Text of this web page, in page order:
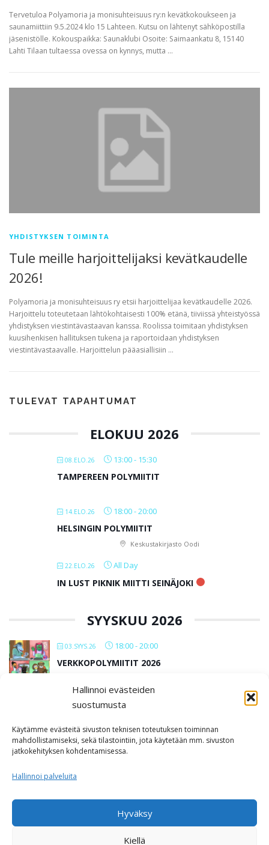
Hallinnoi evästeiden
suostumusta
Käytämme evästeitä sivuston teknisen toteutuksen toiminnan
mahdollistamiseksi, sekä tilastointiin, jota käytetään mm. sivuston
jatkokehityksen kohdentamisessa.
Hallinnoi palveluita
Hyväksy
Kiellä
Tervetuloa Polyamoria ja monisuhteisuus ry:n kevätkokoukseen ja
saunamiittiin 9.5.2024 klo 15 Lahteen. Kutsu on lähtenyt sähköpostilla
jäsenistölle. Kokouspaikka: Saunaklubi Osoite: Saimaankatu 8, 15140
Lahti Tilaan tultaessa ovessa on kynnys, mutta …
YHDISTYKSEN TOIMINTA
Tule meille harjoittelijaksi kevätkaudelle
2026!
Polyamoria ja monisuhteisuus ry etsii harjoittelijaa kevätkaudelle 2026.
Harjoittelu toteutetaan lähtökohtaisesti 100% etänä, tiiviissä yhteistyössä
yhdistyksen viestintävastaavan kanssa. Roolissa toimitaan yhdistyksen
kuusihenkisen hallituksen tukena ja raportoidaan yhdistyksen
viestintävastaavalle. Harjoittelun pääasiallisiin …
TULEVAT TAPAHTUMAT
ELOKUU 2026
08.ELO.26 13:00- 15:30
TAMPEREEN POLYMIITIT
14.ELO.26 18:00-20:00
HELSINGIN POLYMIITIT
Keskustakirjasto Oodi
22.ELO.26 All Day
IN LUST PIKNIK MIITTI SEINÄJOKI
SYYSKUU 2026
03.SYYS.26 18:00-20:00
VERKKOPOLYMIITIT 2026
Kabackan kellari